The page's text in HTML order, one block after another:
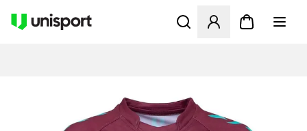
Öppnar en Modal för att